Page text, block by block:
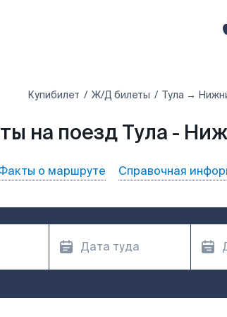
Купибилет Ж/Д билеты Тула →
на поезд Тула -
о маршруте Справочная